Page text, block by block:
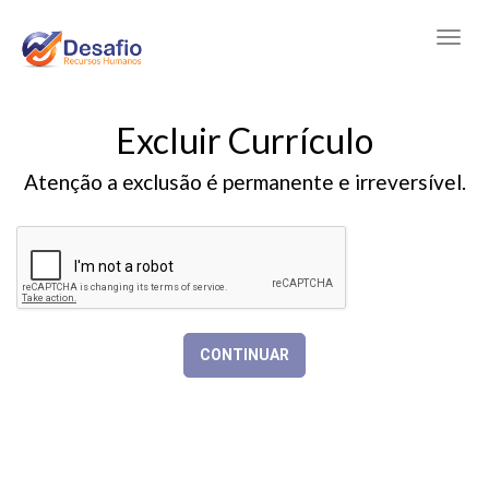
Excluir Currículo
Atenção a exclusão é permanente e irreversível.